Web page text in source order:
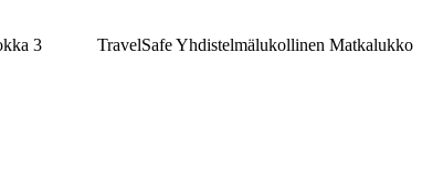
3
TravelSafe Yhdistelmälukollinen Matkalukko